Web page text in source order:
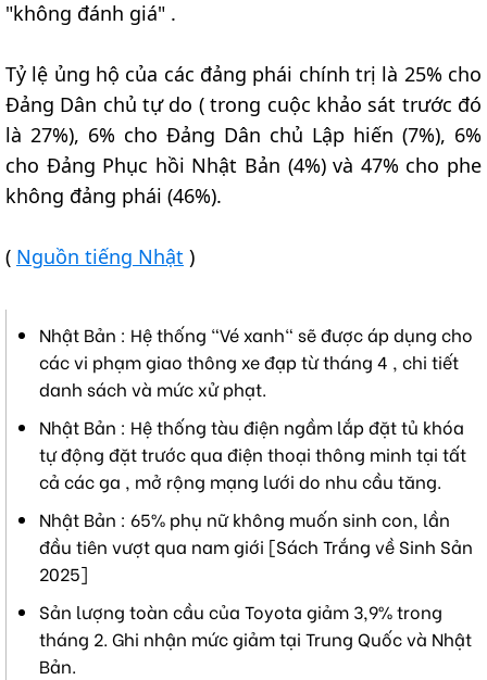
"không đánh giá" .
Tỷ lệ ủng hộ của các đảng phái chính trị là 25% cho
Đảng Dân chủ tự do ( trong cuộc khảo sát trước đó
là 27%), 6% cho Đảng Dân chủ Lập hiến (7%), 6%
cho Đảng Phục hồi Nhật Bản (4%) và 47% cho phe
không đảng phái (46%).
( Nguồn tiếng Nhật )
Nhật Bản : Hệ thống "Vé xanh" sẽ được áp dụng cho
các vi phạm giao thông xe đạp từ tháng 4 , chi tiết
danh sách và mức xử phạt.
Nhật Bản : Hệ thống tàu điện ngầm lắp đặt tủ khóa
tự động đặt trước qua điện thoại thông minh tại tất
cả các ga , mở rộng mạng lưới do nhu cầu tăng.
Nhật Bản : 65% phụ nữ không muốn sinh con, lần
đầu tiên vượt qua nam giới [Sách Trắng về Sinh Sản
2025]
Sản lượng toàn cầu của Toyota giảm 3,9% trong
tháng 2. Ghi nhận mức giảm tại Trung Quốc và Nhật
Bản.